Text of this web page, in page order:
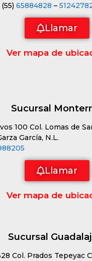
65884828 –
Llamar
Ver mapa de
Sucursal
100 Col. Lomas de
García, N.L.
Llamar
Ver mapa de
Sucursal
Col. Prados Tepeyac